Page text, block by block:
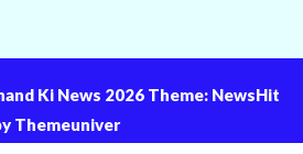
Ki News 2026 Theme: NewsHit
Themeuniver